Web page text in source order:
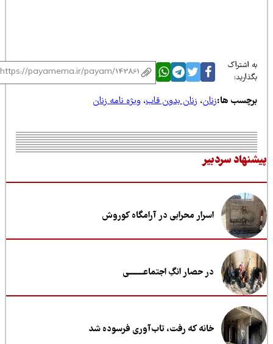
اشتراک
ها:زنان،زنان بدون قاب،ویژه نامه زنان
سردبیر
اسرار محرابی در آرامگاه کوروش
در حصار انگِ اجتماعــــــــی
خانه که رفت، تاب‌آوری فرسوده شد